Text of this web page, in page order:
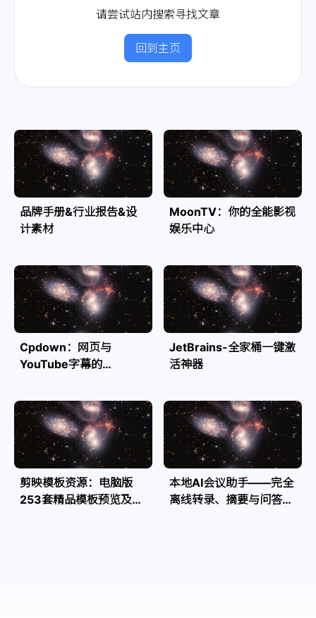
请尝试站内搜索寻找文章
回到主页
品牌手册&行业报告&设
计素材
MoonTV：你的全能影视
娱乐中心
Cpdown：网页与
YouTube字幕的
JetBrains-全家桶一键激
活神器
剪映模板资源：电脑版
253套精品模板预览及源
本地AI会议助手——完全
离线转录、摘要与问答，